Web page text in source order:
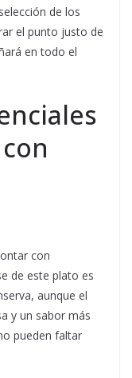
de los
el punto justo de
en todo el
con
de este plato es
aunque el
y un sabor más
pueden faltar